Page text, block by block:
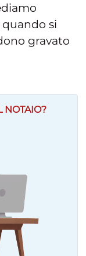
quando si
gravato
NOTAIO?